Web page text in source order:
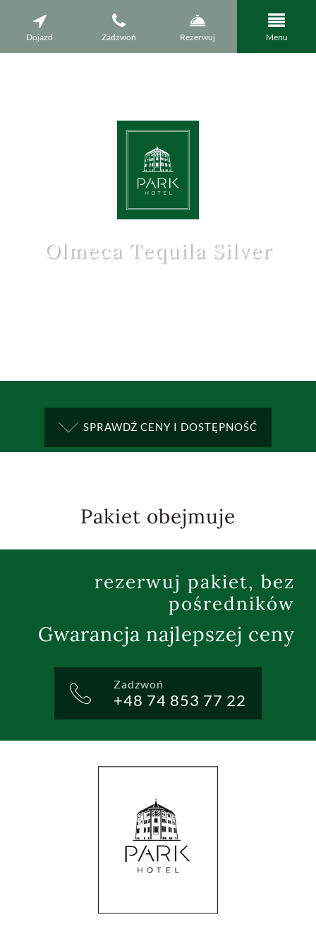
Dojazd Zadzwoń Rezerwuj Menu
Olmeca Tequila Silver
SPRAWDŹ CENY I DOSTĘPNOŚĆ
Pakiet obejmuje
rezerwuj pakiet, bez
pośredników
Gwarancja najlepszej ceny
Zadzwoń
+48 74 853 77 22